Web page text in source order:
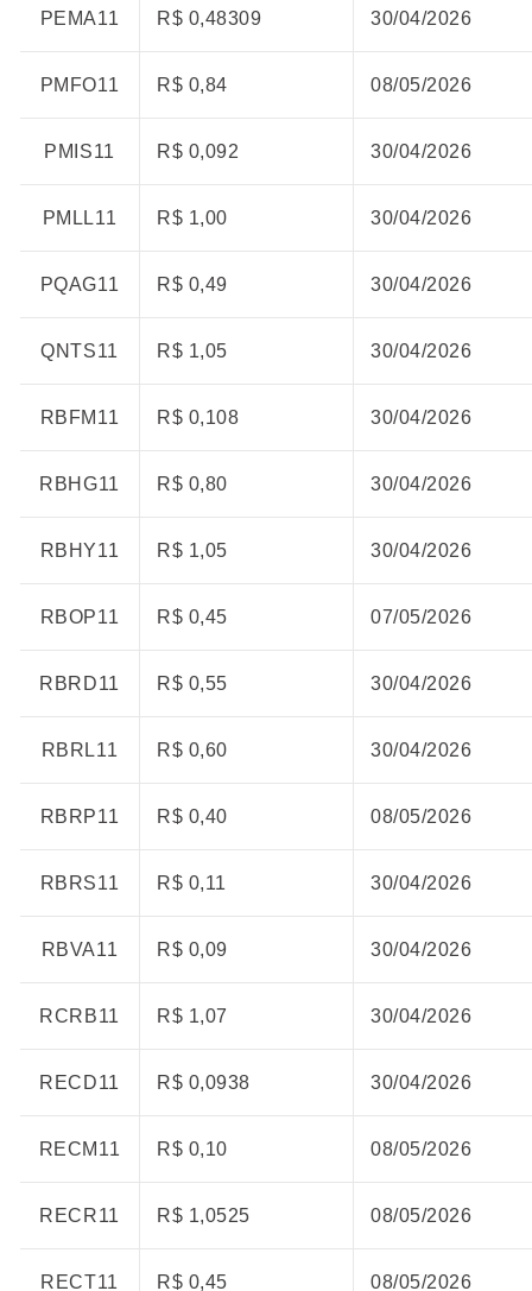
PEMA11 R$ 0,48309 30/04/2026
PMFO11 R$ 0,84 08/05/2026
PMIS11 R$ 0,092 30/04/2026
PMLL11 R$ 1,00 30/04/2026
PQAG11 R$ 0,49 30/04/2026
QNTS11 R$ 1,05 30/04/2026
RBFM11 R$ 0,108 30/04/2026
RBHG11 R$ 0,80 30/04/2026
RBHY11 R$ 1,05 30/04/2026
RBOP11 R$ 0,45 07/05/2026
RBRD11 R$ 0,55 30/04/2026
RBRL11 R$ 0,60 30/04/2026
RBRP11 R$ 0,40 08/05/2026
RBRS11 R$ 0,11 30/04/2026
RBVA11 R$ 0,09 30/04/2026
RCRB11 R$ 1,07 30/04/2026
RECD11 R$ 0,0938 30/04/2026
RECM11 R$ 0,10 08/05/2026
RECR11 R$ 1,0525 08/05/2026
RECT11 R$ 0,45 08/05/2026